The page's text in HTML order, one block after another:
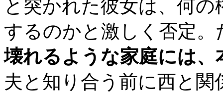
と突かれた彼女は、何
するのかと激しく否定。
壊れるような家庭には
夫と知り合う前に西と